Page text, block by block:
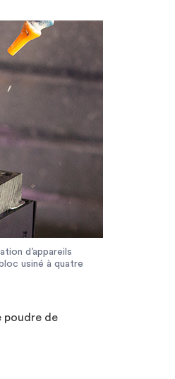
d’appareils
usiné à quatre
poudre de